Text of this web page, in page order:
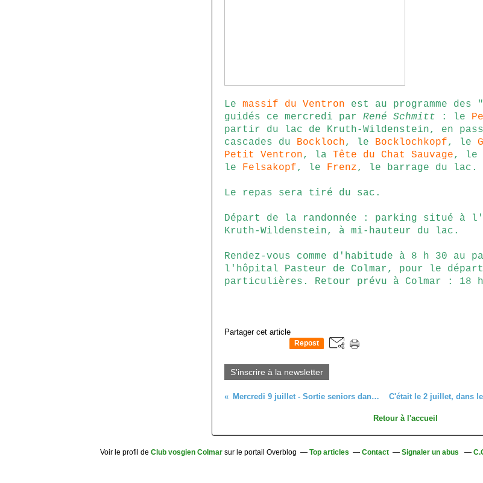
Le massif du Ventron est au programme des
guidés ce mercredi par René Schmitt : le
partir du lac de Kruth-Wildenstein, en
cascades du Bockloch, le Bocklochkopf, le
Petit Ventron, la Tête du Chat Sauvage, le
le
Felsakopf, le Frenz, le barrage du lac.
Le repas sera tiré du sac.
Départ de la randonnée : parking situé à
Kruth-Wildenstein, à mi-hauteur du lac.
Rendez-vous comme d'habitude à 8 h 30 au
l'hôpital Pasteur de Colmar, pour le
particulières. Retour prévu à Colmar : 18
Partager cet article
Repost
S'inscrire à la newsletter
Mercredi 9 juillet - Sortie seniors dans la région de Saverne
Retour à l'accueil
Voir le profil de Club vosgien Colmar sur le portail Overblog Top articles Contact Signaler un abus